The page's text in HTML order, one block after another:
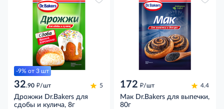
-9% от 3 шт
32.90 д/шт 5
Дрожжи Dr.Bakers для
сдобы и кулича, 8г
172 д/шт 4.4
Мак Dr.Bakers для выпечки,
80г